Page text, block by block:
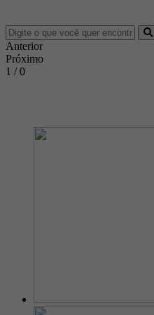
Anterior
Próximo
1 / 0